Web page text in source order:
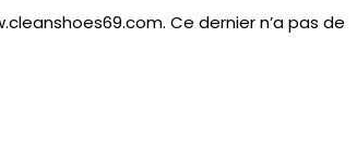
Ce dernier n’a pas de